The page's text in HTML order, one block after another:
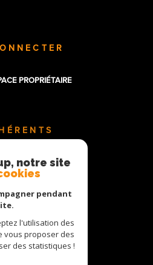
PROPRIÉTAIRE
notre site
pendant
l'utilisation des
vous proposer des
des statistiques !